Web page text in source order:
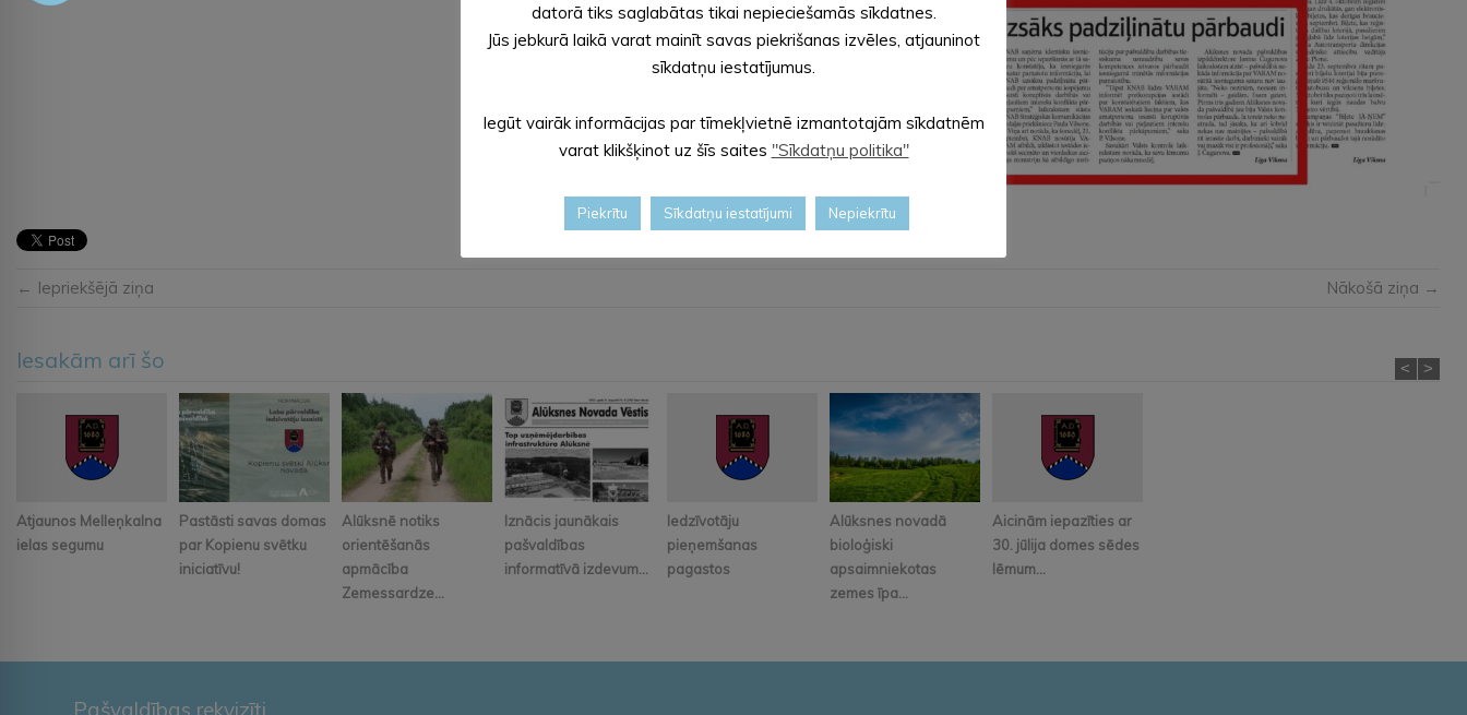
← Iepriekšējā ziņa Nākošā ziņa →
Iesakām arī šo
Atjaunos Melleņkalna
ielas segumu
Pastāsti savas domas
par Kopienu svētku
iniciatīvu!
Alūksnē notiks
orientēšanās
apmācība
Zemessardze...
Iznācis jaunākais
pašvaldības
informatīvā izdevum...
Iedzīvotāju
pieņemšanas
pagastos
Alūksnes novadā
bioloģiski
apsaimniekotas
zemes īpa...
Aicinām iepazīties ar
30. jūlija domes sēdes
lēmum...
< >
Pašvaldības rekvizīti
datorā tiks saglabātas tikai nepieciešamās sīkdatnes.
Jūs jebkurā laikā varat mainīt savas piekrišanas izvēles, atjauninot
sīkdatņu iestatījumus.
Iegūt vairāk informācijas par tīmekļvietnē izmantotajām sīkdatnēm
varat klikšķinot uz šīs saites "Sīkdatņu politika"
Piekrītu Sīkdatņu iestatījumi Nepiekrītu